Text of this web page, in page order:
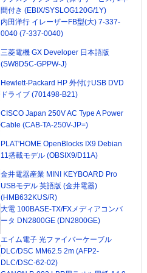
間付き (EBIX/SYSLOG120G/1Y)
内田洋行 イレーザーFB型(大) 7-337-
0040 (7-337-0040)
三菱電機 GX Developer 日本語版
(SW8D5C-GPPW-J)
Hewlett-Packard HP 外付けUSB DVD
ドライブ (701498-B21)
CISCO Japan 250V AC Type A Power
Cable (CAB-TA-250V-JP=)
PLAT'HOME OpenBlocks IX9 Debian
11搭載モデル (OBSIX9/D11A)
金井電器産業 MINI KEYBOARD Pro
USBモデル 英語版 (金井電器)
(HMB632KUS/R)
大電 100BASE-TX/FXメディアコンバ
ータ DN2800GE (DN2800GE)
エイム電子 光ファイバーケーブル
DLC/DSC MM62.5 2m (AFP2-
DLC/DSC-62-02)